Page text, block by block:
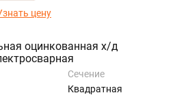
цену
оцинкованная х/д
Сечение
Квадратная